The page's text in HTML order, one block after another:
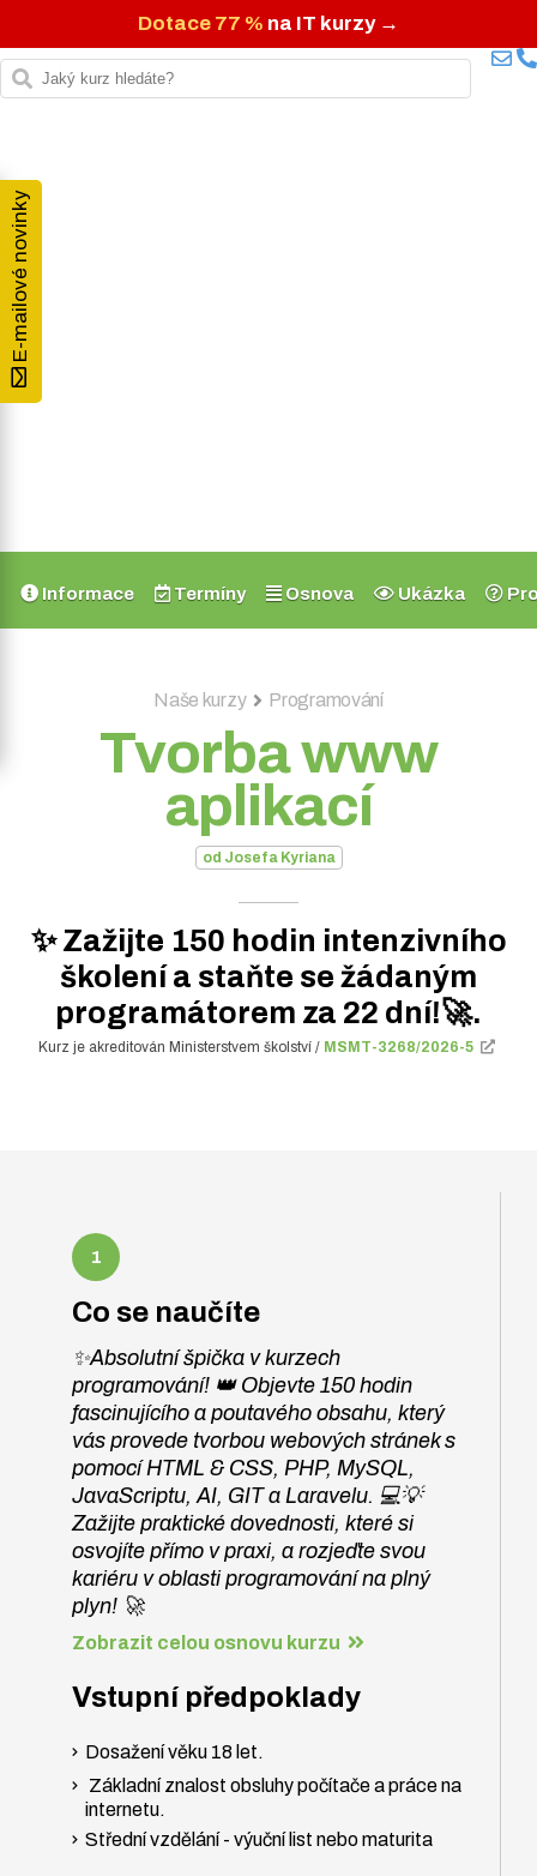
Dotace 77 % na IT kurzy →
Informace Termíny Osnova Ukázka
Naše kurzy Programování
Tvorba www
aplikací
od Josefa Kyriana
✨ Zažijte 150 hodin intenzivního
školení a staňte se žádaným
programátorem za 22 dní!🚀.
Kurz je akreditován Ministerstvem školství / MSMT-3268/2026-5
Co se naučíte
✨Absolutní špička v kurzech
programování! 👑 Objevte 150 hodin
fascinujícího a poutavého obsahu, který
vás provede tvorbou webových stránek s
pomocí HTML & CSS, PHP, MySQL,
JavaScriptu, AI, GIT a Laravelu. 💻💡
Zažijte praktické dovednosti, které si
osvojíte přímo v praxi, a rozjeďte svou
kariéru v oblasti programování na plný
plyn! 🚀
Zobrazit celou osnovu kurzu
Vstupní předpoklady
Dosažení věku 18 let.
Základní znalost obsluhy počítače a práce na
internetu.
Střední vzdělání - výuční list nebo maturita
E-mailové novinky